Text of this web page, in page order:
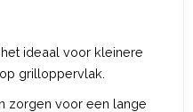
ideaal voor kleinere
grilloppervlak.
zorgen voor een lange